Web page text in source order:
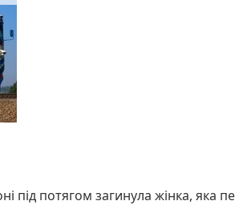
під потягом загинула жінка, яка